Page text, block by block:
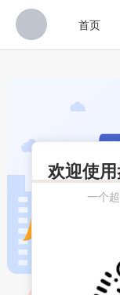
首页
欢迎使用
一个